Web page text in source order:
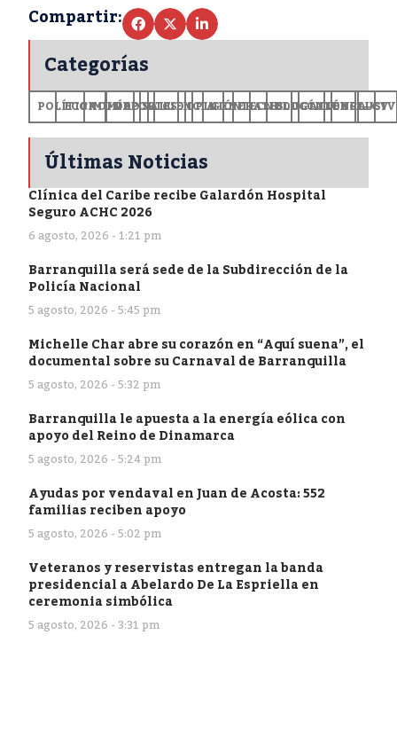
Compartir:
Categorías
POLÍTICA
ECONOMÍA
MUNDODEPORTES
SALUDCIENCIA
OPINIÓN
GENERALES
TECNOLOGÍA
EDUCACIÓN
CULTURA+CV
Últimas Noticias
Clínica del Caribe recibe Galardón Hospital
Seguro ACHC 2026
6 agosto, 2026 - 1:21 pm
Barranquilla será sede de la Subdirección de la
Policía Nacional
5 agosto, 2026 - 5:45 pm
Michelle Char abre su corazón en “Aquí suena”, el
documental sobre su Carnaval de Barranquilla
5 agosto, 2026 - 5:32 pm
Barranquilla le apuesta a la energía eólica con
apoyo del Reino de Dinamarca
5 agosto, 2026 - 5:24 pm
Ayudas por vendaval en Juan de Acosta: 552
familias reciben apoyo
5 agosto, 2026 - 5:02 pm
Veteranos y reservistas entregan la banda
presidencial a Abelardo De La Espriella en
ceremonia simbólica
5 agosto, 2026 - 3:31 pm